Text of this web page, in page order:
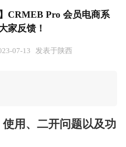
CRMEB Pro 会员电商系
家反馈！
07-13 发表于陕西
用、二开问题以及功